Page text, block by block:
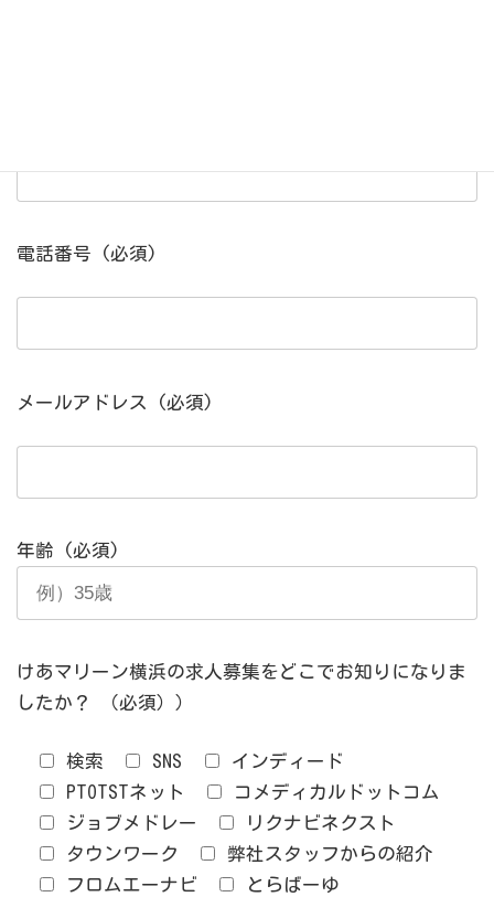
電話番号 (必須)
メールアドレス (必須)
年齢 (必須)
けあマリーン横浜の求人募集をどこでお知りになりま
したか？
（必須））
検索 SNS
インディード
PTOTSTネット
コメディカルドットコム
ジョブメドレー
リクナビネクスト
タウンワーク
弊社スタッフからの紹介
フロムエーナビ
とらばーゆ